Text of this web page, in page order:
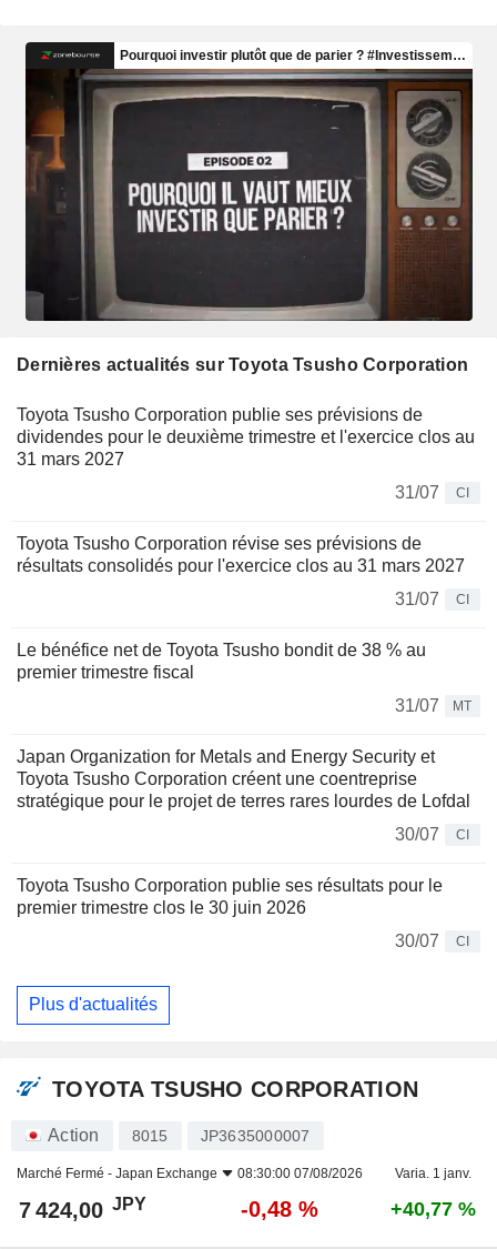
Dernières actualités sur Toyota Tsusho Corporation
Toyota Tsusho Corporation publie ses prévisions de
dividendes pour le deuxième trimestre et l'exercice clos au
31 mars 2027
31/07
CI
Toyota Tsusho Corporation révise ses prévisions de
résultats consolidés pour l'exercice clos au 31 mars 2027
31/07
CI
Le bénéfice net de Toyota Tsusho bondit de 38 % au
premier trimestre fiscal
31/07
MT
Japan Organization for Metals and Energy Security et
Toyota Tsusho Corporation créent une coentreprise
stratégique pour le projet de terres rares lourdes de Lofdal
30/07
CI
Toyota Tsusho Corporation publie ses résultats pour le
premier trimestre clos le 30 juin 2026
30/07
CI
Plus d'actualités
TOYOTA TSUSHO CORPORATION
Action 8015 JP3635000007
Marché Fermé - Japan Exchange 08:30:00 07/08/2026 Varia. 1 janv.
7 424,00 JPY -0,48 % +40,77 %